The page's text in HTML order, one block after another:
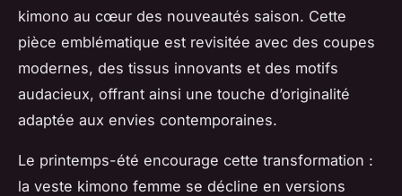
kimono au cœur des nouveautés saison. Cette
pièce emblématique est revisitée avec des coupes
modernes, des tissus innovants et des motifs
audacieux, offrant ainsi une touche d’originalité
adaptée aux envies contemporaines.
Le printemps-été encourage cette transformation :
la veste kimono femme se décline en versions